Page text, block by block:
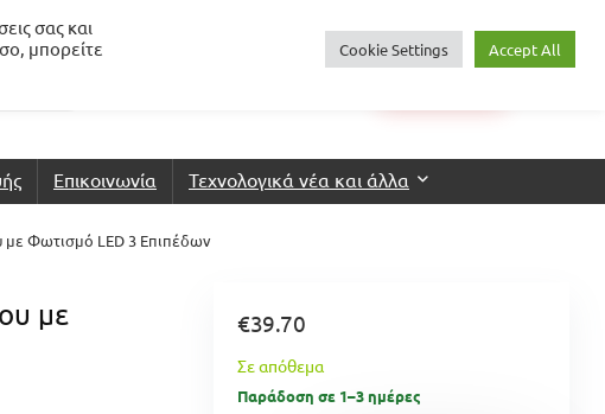
0
Επικοινωνία Τεχνολογικά νέα και άλλα
Φωτισμό LED 3 Επιπέδων
με
€39.70
Σε απόθεμα
Παράδοση σε 1–3 ημέρες
σας και
μπορείτε
Cookie Settings Accept All